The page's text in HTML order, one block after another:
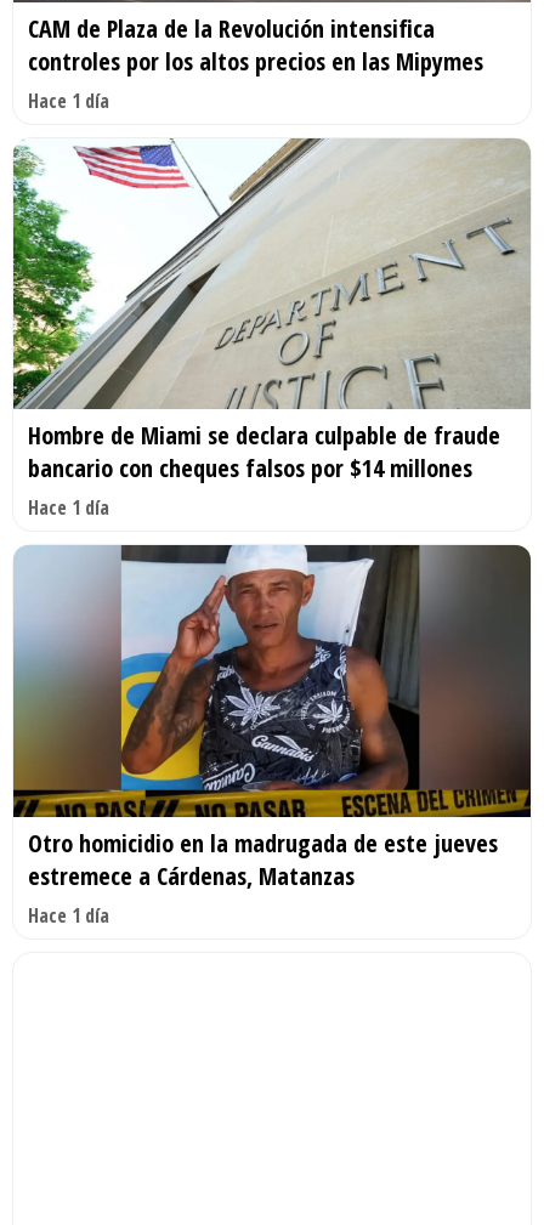
CAM de Plaza de la Revolución intensifica
controles por los altos precios en las Mipymes
Hace 1 día
Hombre de Miami se declara culpable de fraude
bancario con cheques falsos por $14 millones
Hace 1 día
Otro homicidio en la madrugada de este jueves
estremece a Cárdenas, Matanzas
Hace 1 día